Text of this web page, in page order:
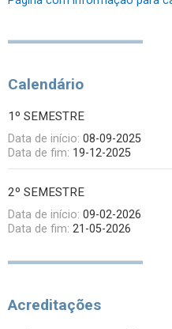
Calendário
1º SEMESTRE
Data de início: 08-09-2025
Data de fim: 19-12-2025
2º SEMESTRE
Data de início: 09-02-2026
Data de fim: 21-05-2026
Acreditações